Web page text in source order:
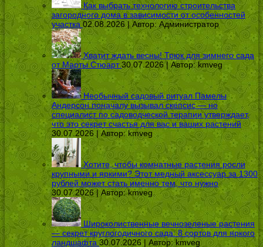
Как выбрать технологию строительства
загородного дома в зависимости от особенностей
участка 02.08.2026 | Автор:Администратор
Хватит ждать весны! Трюк для зимнего сада
от Марты Стюарт 30.07.2026 | Автор:kmveg
Необычный садовый ритуал Памелы
Андерсон поначалу вызывал скепсис — но
специалист по садоводческой терапии утверждает,
что это секрет счастья для вас и ваших растений
30.07.2026 | Автор:kmveg
Хотите, чтобы комнатные растения росли
крупными и яркими? Этот медный аксессуар за 1300
рублей может стать именно тем, что нужно
30.07.2026 | Автор:kmveg
Широколиственные вечнозеленые растения
— секрет круглогодичного сада: 8 сортов для яркого
ландшафта 30.07.2026 | Автор:kmveg